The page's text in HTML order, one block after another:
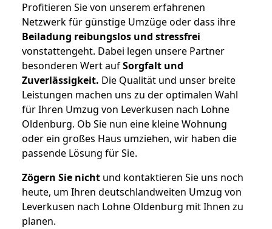
Profitieren Sie von unserem erfahrenen
Netzwerk für günstige Umzüge oder dass ihre
Beiladung reibungslos und stressfrei
vonstattengeht. Dabei legen unsere Partner
besonderen Wert aufSorgfalt und
Zuverlässigkeit. Die Qualität und unser breite
Leistungen machen uns zu der optimalen Wahl
für Ihren Umzug von Leverkusen nach Lohne
Oldenburg. Ob Sie nun eine kleine Wohnung
oder ein großes Haus umziehen, wir haben die
passende Lösung für Sie.
Zögern Sie nicht und kontaktieren Sie uns noch
heute, um Ihren deutschlandweiten Umzug von
Leverkusen nach Lohne Oldenburg mit Ihnen zu
planen.